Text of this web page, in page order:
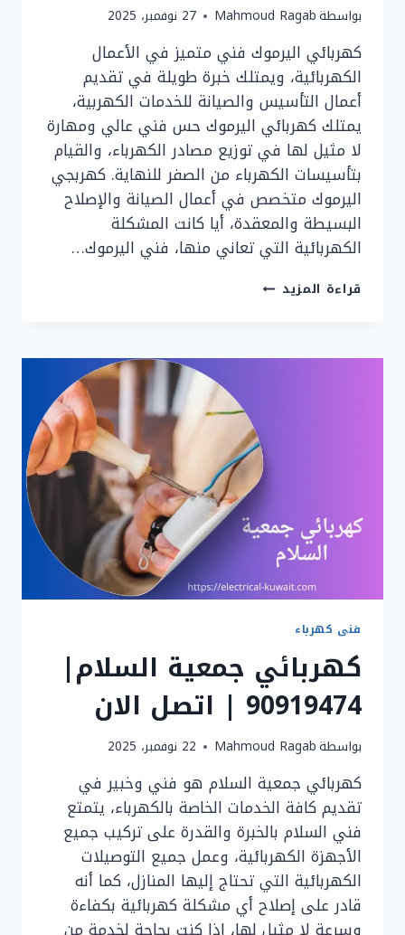
بواسطةMahmoud Ragab 27 نوفمبر، 2025
كهربائي اليرموك فني متميز في الأعمال
الكهربائية، ويمتلك خبرة طويلة في تقديم
أعمال التأسيس والصيانة للخدمات الكهربية،
يمتلك كهربائي اليرموك حس فني عالي ومهارة
لا مثيل لها في توزيع مصادر الكهرباء، والقيام
بتأسيسات الكهرباء من الصفر للنهاية. كهربجي
اليرموك متخصص في أعمال الصيانة والإصلاح
البسيطة والمعقدة، أيا كانت المشكلة
الكهربائية التي تعاني منها، فني اليرموك…
قراءة المزيد كهربائي
|
فنى كهرباء
كهربائي جمعية السلام|
90919474 | اتصل الان
بواسطةMahmoud Ragab 22 نوفمبر، 2025
كهربائي جمعية السلام هو فني وخبير في
تقديم كافة الخدمات الخاصة بالكهرباء، يتمتع
فني السلام بالخبرة والقدرة على تركيب جميع
الأجهزة الكهربائية، وعمل جميع التوصيلات
الكهربائية التي تحتاج إليها المنازل، كما أنه
قادر على إصلاح أي مشكلة كهربائية بكفاءة